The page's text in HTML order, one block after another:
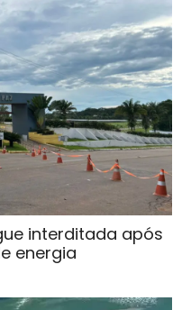
interditada após
energia